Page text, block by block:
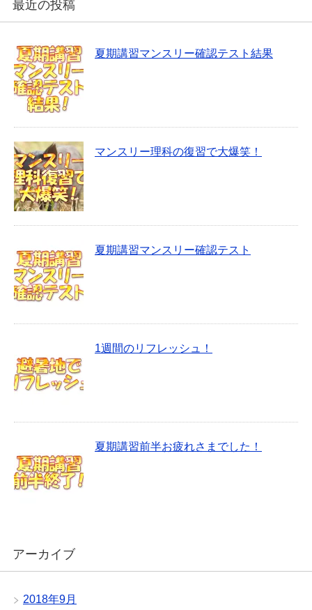
最近の投稿
夏期講習マンスリー確認テスト結果
マンスリー理科の復習で大爆笑！
夏期講習マンスリー確認テスト
1週間のリフレッシュ！
夏期講習前半お疲れさまでした！
アーカイブ
2018年9月